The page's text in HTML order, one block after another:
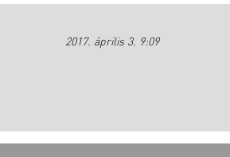
2017. április 3. 9:09